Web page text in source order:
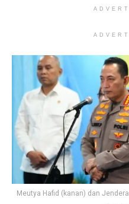
Meutya Hafid (kanan) dan